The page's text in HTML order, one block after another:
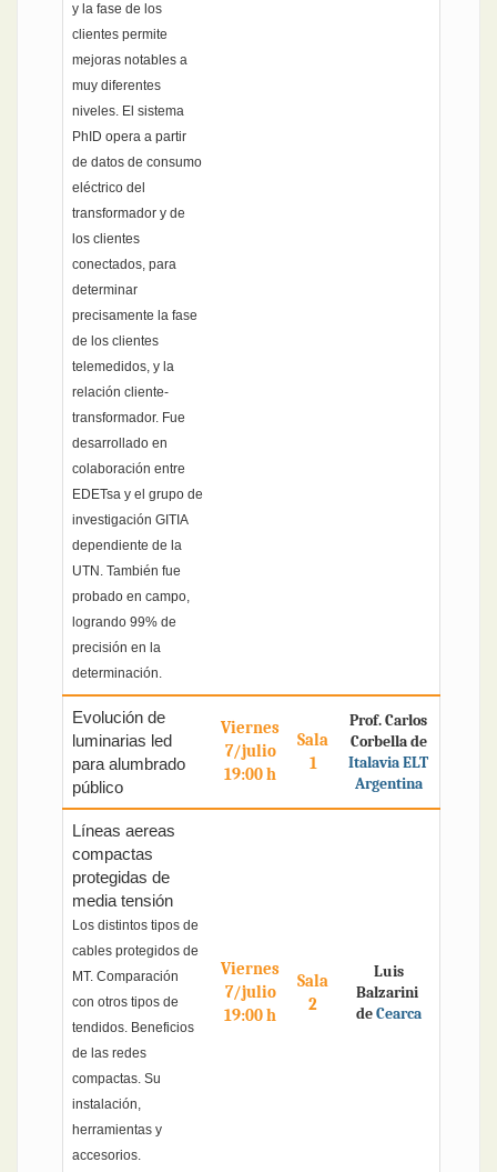
y la fase de los
clientes permite
mejoras notables a
muy diferentes
niveles. El sistema
PhID opera a partir
de datos de consumo
eléctrico del
transformador y de
los clientes
conectados, para
determinar
precisamente la fase
de los clientes
telemedidos, y la
relación cliente-
transformador. Fue
desarrollado en
colaboración entre
EDETsa y el grupo de
investigación GITIA
dependiente de la
UTN. También fue
probado en campo,
logrando 99% de
precisión en la
determinación.
Evolución de
luminarias led
para alumbrado
público
Viernes
7/julio
19:00 h
Sala
1
Prof. Carlos
Corbella de
Italavia ELT
Argentina
Líneas aereas
compactas
protegidas de
media tensión
Los distintos tipos de
cables protegidos de
MT. Comparación
con otros tipos de
tendidos. Beneficios
de las redes
compactas. Su
instalación,
herramientas y
accesorios.
Viernes
7/julio
19:00 h
Sala
2
Luis
Balzarini
deCearca